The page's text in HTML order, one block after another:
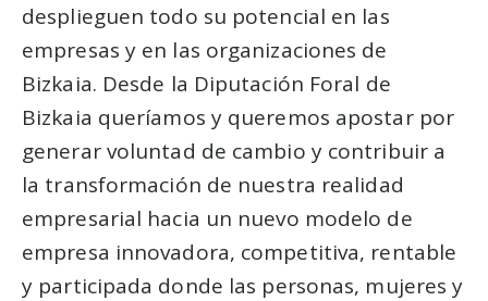
desplieguen todo su potencial en las
empresas y en las organizaciones de
Bizkaia. Desde la Diputación Foral de
Bizkaia queríamos y queremos apostar por
generar voluntad de cambio y contribuir a
la transformación de nuestra realidad
empresarial hacia un nuevo modelo de
empresa innovadora, competitiva, rentable
y participada donde las personas, mujeres y